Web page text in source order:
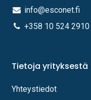
info@esconet.fi
+358 10 524 2910
Tietoja yrityksestä
Yhteystiedot